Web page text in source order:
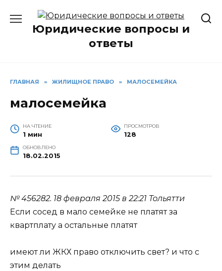
содержаниюЮридические вопросы и
ответы
ГЛАВНАЯ » ЖИЛИЩНОЕ ПРАВО » МАЛОСЕМЕЙКА
малосемейка
НА ЧТЕНИЕ
1 мин
ПРОСМОТРОВ
128
ОБНОВЛЕНО
18.02.2015
№ 456282. 18 февраля 2015 в 22:21 Тольятти
Если сосед в мало семейке не платят за
квартплату а остальные платят
имеют ли ЖКХ право отключить свет? и что с
этим делать